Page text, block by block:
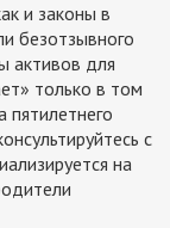
и законы в
безотзывного
активов для
только в том
пятилетнего
с
на